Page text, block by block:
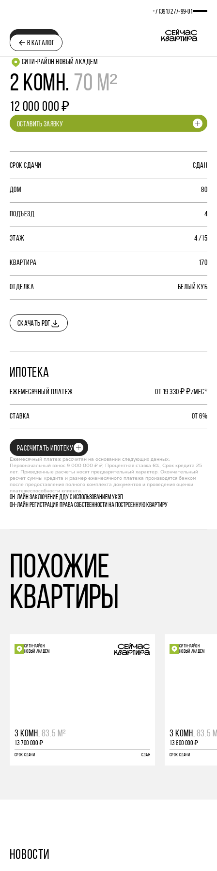
+7 (391) 277‒99‒01
В КАТАЛОГ
ПЛАНИРОВКА
СИТИ-РАЙОН НОВЫЙ АКАДЕМ
2 КОМН. 70 М²
12 000 000 ₽
ОСТАВИТЬ ЗАЯВКУ
СРОК СДАЧИ СДАН
ДОМ 80
ПОДЪЕЗД 4
ЭТАЖ 4 /15
КВАРТИРА 170
ОТДЕЛКА БЕЛЫЙ КУБ
СКАЧАТЬ PDF
ИПОТЕКА
ЕЖЕМЕСЯЧНЫЙ ПЛАТЕЖ ОТ 19 330 ₽ ₽/МЕС*
СТАВКА ОТ 6%
РАССЧИТАТЬ ИПОТЕКУ
Ежемесячный платеж рассчитан на основании следующих данных:
Первоначальный взнос 9 000 000 ₽ ₽, Процентная ставка 6%, Срок кредита 25
лет. Приведенные расчеты носят предварительный характер. Окончательный
расчет суммы кредита и размер ежемесячного платежа производятся банком
после предоставления полного комплекта документов и проведения оценки
платежеспособности клиента.
Он-лайн заключение ДДУ с использованием УКЭП
Он-лайн регистрация права собственности на построенную квартиру
похожие
квартиры
СИТИ-РАЙОН
НОВЫЙ АКАДЕМ
3 КОМН. 83.5 М²
13 700 000 ₽
СРОК СДАЧИ СДАН
СИТИ-РАЙОН
НОВЫЙ АКАДЕМ
3 КОМН. 83.5
13 600 000 ₽
СРОК СДАЧИ
НОВОСТИ